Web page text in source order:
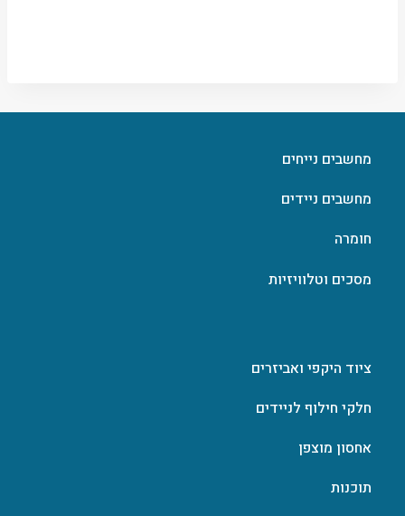
מחשבים נייחים
מחשבים ניידים
חומרה
מסכים וטלוויזיות
ציוד היקפי ואביזרים
חלקי חילוף לניידים
אחסון מוצפן
תוכנות